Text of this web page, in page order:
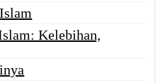
Kelebihan,